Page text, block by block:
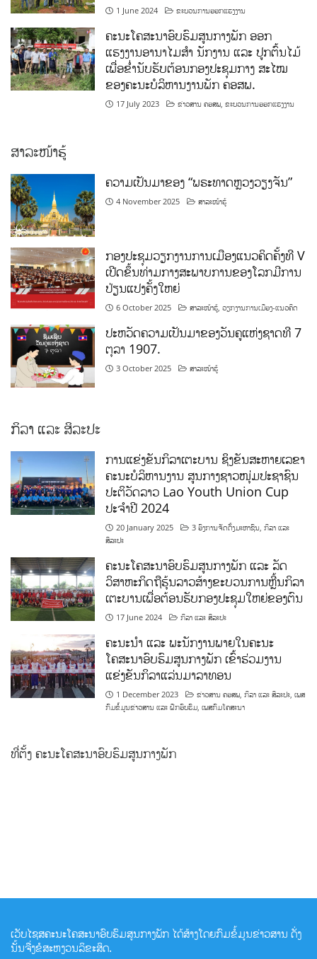
1 June 2024 ຂະບວນການອອກແຮງງານ
ຄະນະໂຄສະນາອົບຮົມສູນກາງພັກ ອອກ
ແຮງງານອານາໄມສໍາ ນັກງານ ແລະ ປູກຕົ້ນໄມ້
ເພື່ອຂໍ່ານັບຮັບຕ້ອນກອງປະຊຸມກາງ ສະໄໝ
ຂອງຄະນະບໍລິຫານງານພັກ ຄອສພ.
17 July 2023 ຂ່າວສານ ຄອສພ ,ຂະບວນການອອກແຮງງານ
ສາລະໜ້າຮູ້
ຄວາມເປັນມາຂອງ “ພຣະທາດຫຼວງວຽງຈັນ”
4 November 2025 ສາລະໜ້າຮູ້
ກອງປະຊຸມວຽກງານການເມືອງແນວຄິດຄັ້ງທີ V
ເປີດຂຶ້ນທ່າມກາງສະພາບການຂອງໂລກມີການ
ປ່ຽນແປງຄັ້ງໃຫຍ່
6 October 2025 ສາລະໜ້າຮູ້,ວຽກງານການເມືອງ-ແນວຄິດ
ປະຫວັດຄວາມເປັນມາຂອງວັນຄູແຫ່ງຊາດທີ 7
ຕຸລາ 1907.
3 October 2025 ສາລະໜ້າຮູ້
ກິລາ ແລະ ສິລະປະ
ການແຂ່ງຂັນກິລາເຕະບານ ຊິງຂັນສະຫາຍເລຂາ
ຄະນະບໍລິຫານງານ ສູນກາງຊາວໜຸ່ມປະຊາຊົນ
ປະຕິວັດລາວ Lao Youth Union Cup
ປະຈຳປີ 2024
20 January 2025 3 ອົງການຈັດຕັ້ງມະຫາຊົນ,ກິລາ ແລະ
ສິລະປະ
ຄະນະໂຄສະນາອົບຮົມສູນກາງພັກ ແລະ ລັດ
ວິສາຫະກິດຖືຮຸ້ນລາວສ້າງຂະບວນການຫຼີ້ນກິລາ
ເຕະບານເພື່ອຕ້ອນຮັບກອງປະຊຸມໃຫຍ່ຂອງຕົນ
17 June 2024 ກິລາ ແລະ ສິລະປະ
ຄະນະນຳ ແລະ ພະນັກງານພາຍໃນຄະນະ
ໂຄສະນາອົບຮົມສູນກາງພັກ ເຂົ້າຮ່ວມງານ
ແຂ່ງຂັນກິລາແລ່ນມາລາທອນ
1 December 2023 ຂ່າວສານ ຄອສພ,ກິລາ ແລະ ສິລະປະ,ເພສ
ກົມຂໍ້ມູນຂ່າວສານ ແລະ ຝຶກອົບຮົມ,ເພສກົມໂຄສະນາ
ທີ່ຕັ້ງ ຄະນະໂຄສະນາອົບຮົມສູນກາງພັກ
ເວັບໄຊສຄະນະໂຄສະນາອົບຮົມສູນກາງພັກ ໄດ້ສ້າງໂດຍກົມຂໍ້ມູນຂ່າວສານ ດັ່ງ
ນັ້ນຈື່ງຂໍສະຫງວນລິຂະສິດ.